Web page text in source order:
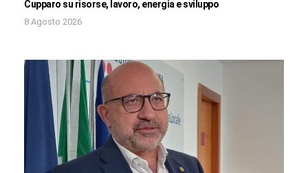
Cupparo su risorse, lavoro, energia e sviluppo
8 Agosto 2026